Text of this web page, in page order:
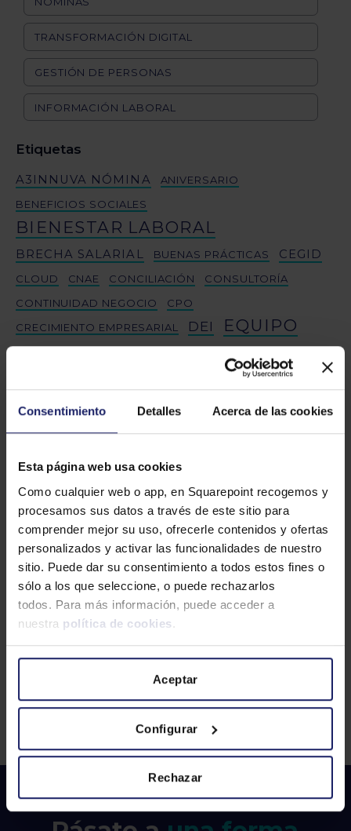
Consentimiento Detalles Acerca de las cookies
Esta página web usa cookies
Como cualquier web o app, en Squarepoint recogemos y
procesamos sus datos a través de este sitio para
comprender mejor su uso, ofrecerle contenidos y ofertas
personalizados y activar las funcionalidades de nuestro
sitio. Puede dar su consentimiento a todos estos fines o
sólo a los que seleccione, o puede rechazarlos
todos. Para más información, puede acceder a
nuestra política de cookies .
Aceptar
Configurar
Rechazar
TRANSFORMACIÓN DIGITAL
GESTIÓN DE PERSONAS
INFORMACIÓN LABORAL
Etiquetas
A3INNUVA NÓMINA
ANIVERSARIO
BENEFICIOS SOCIALES
BIENESTAR LABORAL
BRECHA SALARIAL BUENAS PRÁCTICAS CEGID
CLOUD CNAE CONCILIACIÓN
CONSULTORÍA
CONTINUIDAD NEGOCIO
CPO
CRECIMIENTO EMPRESARIAL
DEI EQUIPO
FRESHSERVICE
NOMBRAMIENTOS PAYLENS
PROYECTO
RETENCIÓN TALENTO RRHH
SALARIOS
SALUD MENTAL
SISTEMAS
SOLUCIONES RRHH
TALENT BOOSTER TALENTO SENIOR
TECNOLOGÍA TRANSPARENCIA SALARIAL
TRASPARENCIA SALARIAL WAGESTREAM